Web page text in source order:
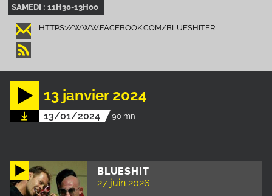
SAMEDI : 11H30-13H00
HTTPS://WWW.FACEBOOK.COM/BLUESHITFR
BLUESHIT
27 juin 2026
13 janvier 2024
13/01/2024 90 mn